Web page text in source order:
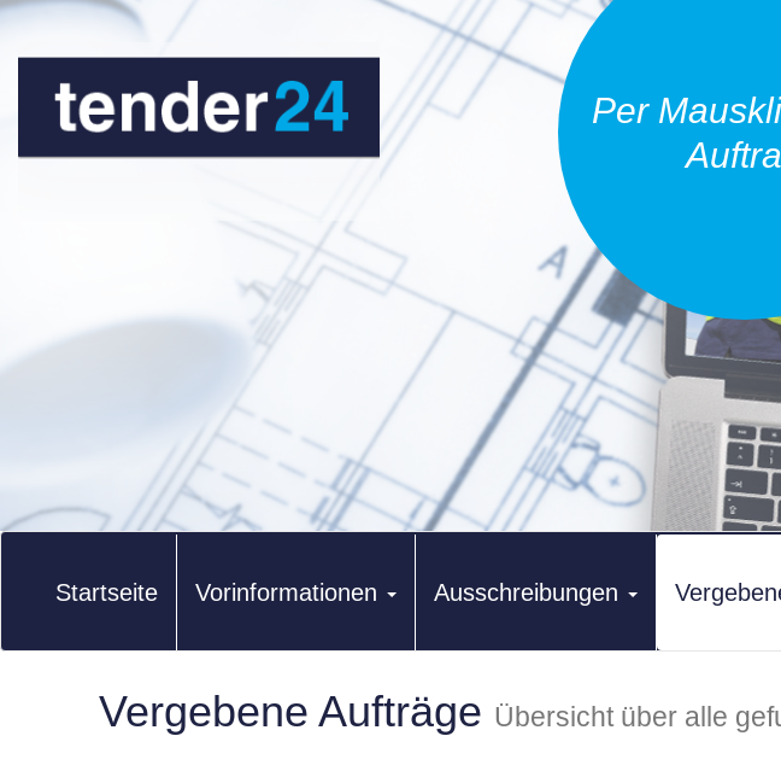
Per
Startseite Vorinformationen Ausschreibungen
Vergebene Aufträge Übersicht über alle